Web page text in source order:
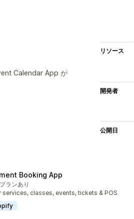
Calendar App が
リソース
開発者
公開日
Booking App
512件
ランあり
classes, events, tickets & POS